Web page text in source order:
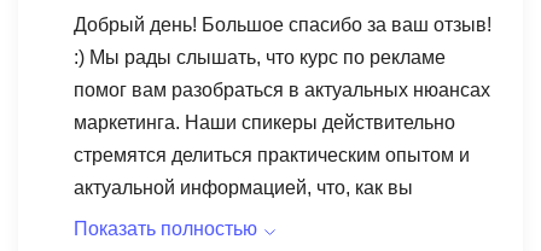
Добрый день! Большое спасибо за ваш отзыв!
:) Мы рады слышать, что курс по рекламе
помог вам разобраться в актуальных нюансах
маркетинга. Наши спикеры действительно
стремятся делиться практическим опытом и
актуальной информацией, что, как вы
отметили, очень важно в быстро меняющемся
Показать полностью